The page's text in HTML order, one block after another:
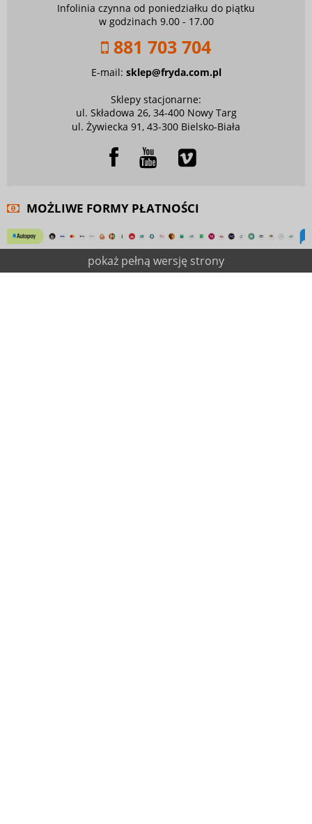
Infolinia czynna od poniedziałku do piątku
w godzinach 9.00 - 17.00
881 703 704
E-mail: sklep@fryda.com.pl
Sklepy stacjonarne:
ul. Składowa 26, 34-400 Nowy Targ
ul. Żywiecka 91, 43-300 Bielsko-Biała
MOŻLIWE FORMY PŁATNOŚCI
pokaż pełną wersję strony